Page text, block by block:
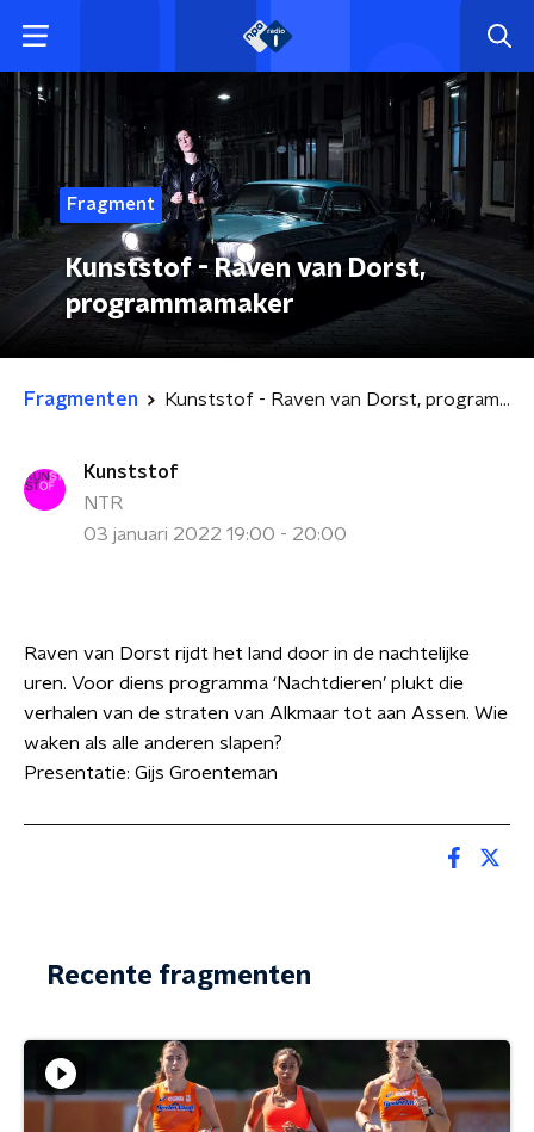
Fragment
Kunststof - Raven van Dorst,
programmamaker
Fragmenten Kunststof - Raven van Dorst, programmamaker
Kunststof
NTR
03 januari 2022 19:00 - 20:00
Raven van Dorst rijdt het land door in de nachtelijke
uren. Voor diens programma ‘Nachtdieren’ plukt die
verhalen van de straten van Alkmaar tot aan Assen. Wie
waken als alle anderen slapen?
Presentatie: Gijs Groenteman
Recente fragmenten